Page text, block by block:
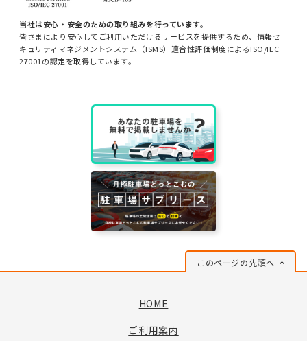
当社は安心・安全のための取り組みを行っています。
皆さまにより安心してご利用いただけるサービスを提供するため、情報セ
キュリティマネジメントシステム（ISMS）適合性評価制度によるISO/IEC
27001の認定を取得しています。
このページの先頭へ
HOME
ご利用案内